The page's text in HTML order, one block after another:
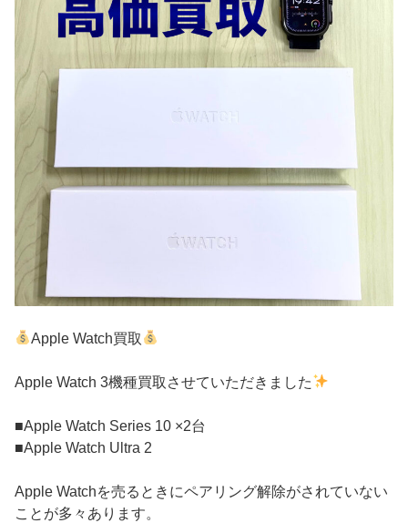
Apple Watch買取
Apple Watch 3機種買取させていただきました
■Apple Watch Series 10 ×2台
■Apple Watch Ultra 2
Apple Watchを売るときにペアリング解除がされていない
ことが多々あります。